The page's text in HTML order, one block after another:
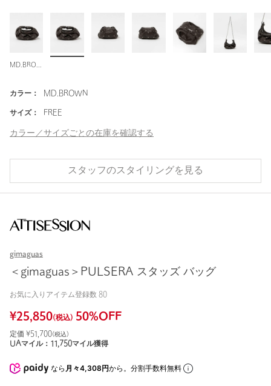
カラー： MD.BROWN
サイズ： FREE
カラー／サイズごとの在庫を確認する
スタッフのスタイリングを見る
gimaguas
＜gimaguas＞PULSERA スタッズ バッグ
お気に入りアイテム登録数 80
¥25,850(税込) 50%OFF
定価 ¥51,700(税込)
UAマイル： 11,750マイル獲得
なら 月々4,308円から。分割手数料無料